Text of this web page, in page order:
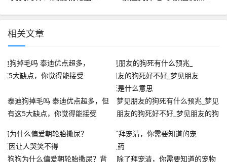
相关文章
泰迪狗掉毛吗 泰迪优点超多，但
有这5大缺点，你觉得能接受
梦见朋友的狗死有什么预兆_梦见
朋友的狗死好不好_梦见朋友的狗
狗狗为什么偏爱朝轮胎撒尿？背
除了拜宠清，你需要知道的宠物